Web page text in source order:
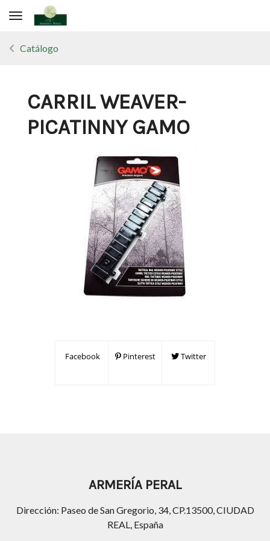
Toggle navigation
Catálogo
CARRIL WEAVER-
PICATINNY GAMO
Facebook Pinterest Twitter
ARMERÍA PERAL
Dirección: Paseo de San Gregorio, 34, CP.13500, CIUDAD
REAL, España